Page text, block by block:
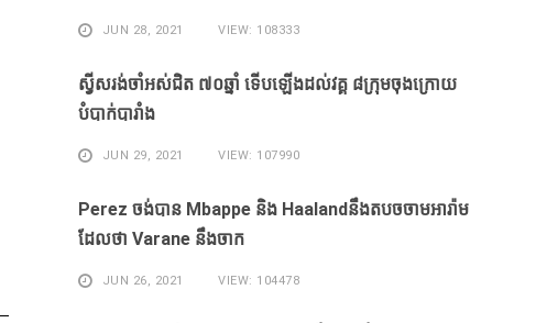
JUN 28, 2021 VIEW: 108333
ស្វីសរង់​ចាំ​អស់​ជិត ៧០ឆ្នាំ ទើប​ឡើង​ដល់​វគ្គ​ ៨ក្រុម​ចុង​ក្រោយ​
បំបាក់បារាំង
JUN 29, 2021 VIEW: 107990
Perez ចង់​បាន​ Mbappe និង​ Haaland​នឹង​​តបចចាមអារ៉ាម​
ដែល​ថា Varane នឹង​ចាក
JUN 26, 2021 VIEW: 104478